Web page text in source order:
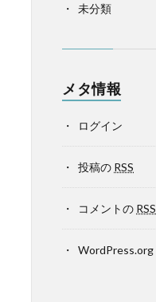
未分類
メタ情報
ログイン
投稿の RSS
コメントの RSS
WordPress.org